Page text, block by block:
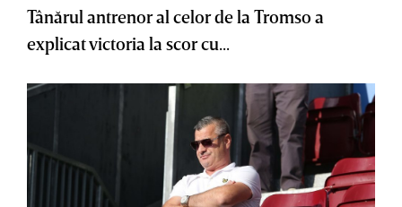
Tânărul antrenor al celor de la Tromso a
explicat victoria la scor cu...